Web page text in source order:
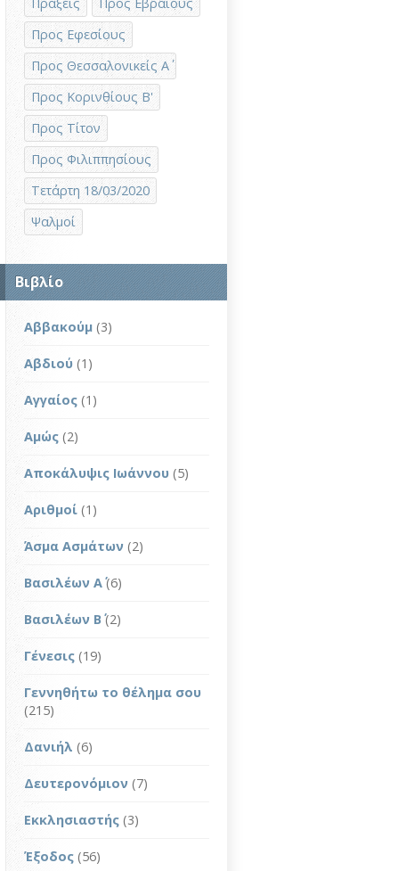
Προς Εφεσίους
Προς Θεσσαλονικείς Α΄
Προς Κορινθίους Β'
Προς Τίτον
Προς Φιλιππησίους
Τετάρτη 18/03/2020
Ψαλμοί
Βιβλίο
Αββακούμ (3)
Αβδιού (1)
Αγγαίος (1)
Αμώς (2)
Αποκάλυψις Ιωάννου (5)
Αριθμοί (1)
Άσμα Ασμάτων (2)
Βασιλέων Α΄(6)
Βασιλέων Β΄ (2)
Γένεσις (19)
Γεννηθήτω το θέλημα σου
(215)
Δανιήλ (6)
Δευτερονόμιον (7)
Εκκλησιαστής (3)
Έξοδος (56)